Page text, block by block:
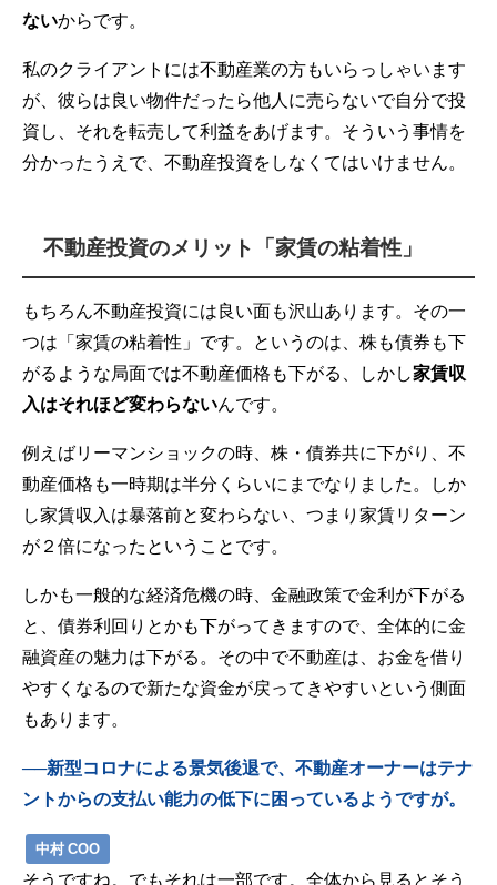
ないからです。
私のクライアントには不動産業の方もいらっしゃいます
が、彼らは良い物件だったら他人に売らないで自分で投
資し、それを転売して利益をあげます。そういう事情を
分かったうえで、不動産投資をしなくてはいけません。
不動産投資のメリット「家賃の粘着性」
もちろん不動産投資には良い面も沢山あります。その一
つは「家賃の粘着性」です。というのは、株も債券も下
がるような局面では不動産価格も下がる、しかし家賃収
入はそれほど変わらないんです。
例えばリーマンショックの時、株・債券共に下がり、不
動産価格も一時期は半分くらいにまでなりました。しか
し家賃収入は暴落前と変わらない、つまり家賃リターン
が２倍になったということです。
しかも一般的な経済危機の時、金融政策で金利が下がる
と、債券利回りとかも下がってきますので、全体的に金
融資産の魅力は下がる。その中で不動産は、お金を借り
やすくなるので新たな資金が戻ってきやすいという側面
もあります。
──新型コロナによる景気後退で、不動産オーナーはテナ
ントからの支払い能力の低下に困っているようですが。
中村 COO
そうですね。でもそれは一部です。全体から見るとそう